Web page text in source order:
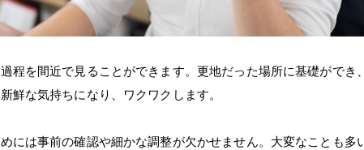
程を間近で見ることができます。更地だった場所に基礎ができ
鮮な気持ちになり、ワクワクします。
には事前の確認や細かな調整が欠かせません。大変なことも多